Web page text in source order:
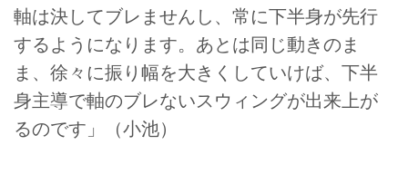
軸は決してブレませんし、常に下半身が先行
するようになります。あとは同じ動きのま
ま、徐々に振り幅を大きくしていけば、下半
身主導で軸のブレないスウィングが出来上が
るのです」（小池）